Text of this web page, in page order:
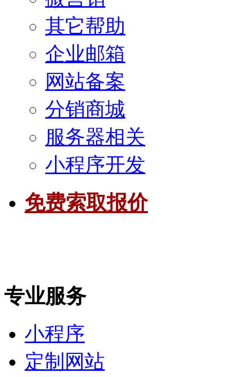
其它帮助
企业邮箱
网站备案
分销商城
服务器相关
小程序开发
免费索取报价
专业服务
小程序
定制网站